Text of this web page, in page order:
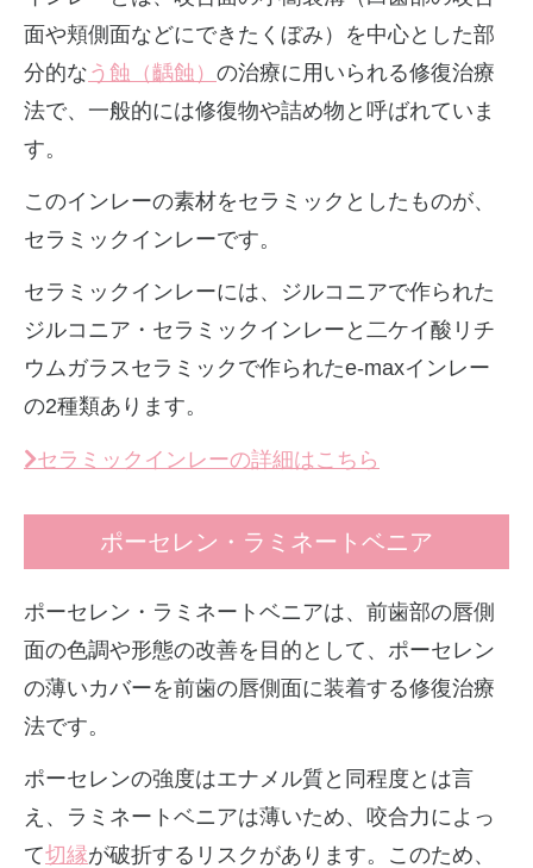
面や頬側面などにできたくぼみ）を中心とした部
分的な う蝕（齲蝕） の治療に用いられる修復治療
法で、一般的には修復物や詰め物と呼ばれていま
す。
このインレーの素材をセラミックとしたものが、
セラミックインレーです。
セラミックインレーには、ジルコニアで作られた
ジルコニア・セラミックインレーと二ケイ酸リチ
ウムガラスセラミックで作られたe-maxインレー
の2種類あります。
セラミックインレーの詳細はこちら
ポーセレン・ラミネートベニア
ポーセレン・ラミネートベニアは、前歯部の唇側
面の色調や形態の改善を目的として、ポーセレン
の薄いカバーを前歯の唇側面に装着する修復治療
法です。
ポーセレンの強度はエナメル質と同程度とは言
え、ラミネートベニアは薄いため、咬合力によっ
て切縁が破折するリスクがあります。このため、